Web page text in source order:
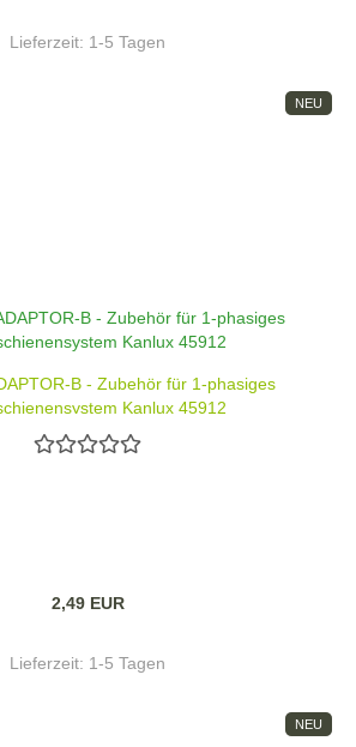
Lieferzeit: 1-5 Tagen
NEU
B - Zubehör für 1-phasiges
Kanlux 45912
2,49 EUR
Lieferzeit: 1-5 Tagen
NEU